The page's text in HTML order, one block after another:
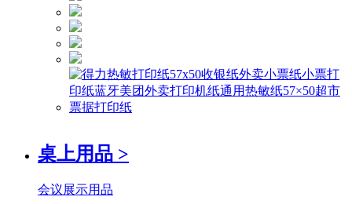
桌上用品 >
会议展示用品